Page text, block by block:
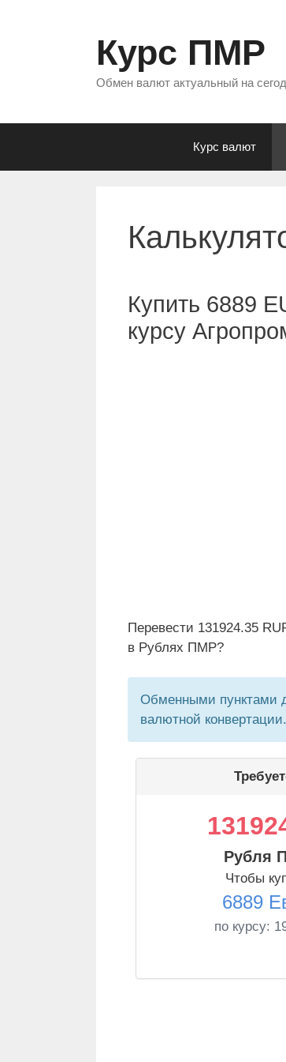
Курс ПМР
Обмен валют актуальный на
Курс валют
Купить 6889
курсу
Перевести 131924.35
в Рублях ПМР?
Обменными пунктами
валютной конвертации.
Рубля
Чтобы
6889
по курсу: